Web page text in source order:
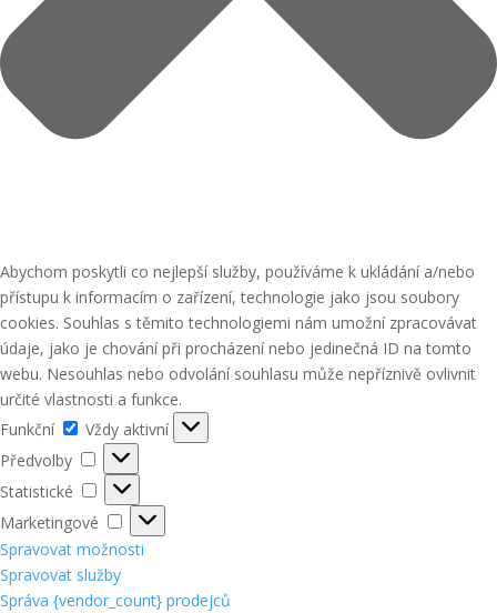
Abychom poskytli co nejlepší služby, používáme k ukládání a/nebo
přístupu k informacím o zařízení, technologie jako jsou soubory
cookies. Souhlas s těmito technologiemi nám umožní zpracovávat
údaje, jako je chování při procházení nebo jedinečná ID na tomto
webu. Nesouhlas nebo odvolání souhlasu může nepříznivě ovlivnit
určité vlastnosti a funkce.
Funkční
Funkční
Vždy aktivní
Předvolby
Předvolby
Statistické
Statistické
Marketingové
Marketingové
Spravovat možnosti
Spravovat služby
Správa {vendor_count} prodejců